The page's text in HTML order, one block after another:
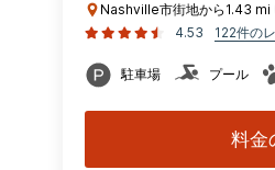
Nashville市街地から1.43 mi
4.53
122件の
駐車場 プール
料金